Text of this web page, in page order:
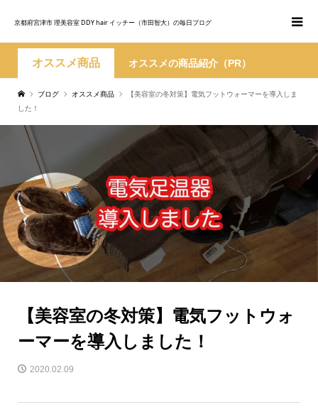
京都府宮津市 理美容室 DDY hair イッチー（市田智大）の毎日ブログ
オススメ商品 オススメの商品紹介（PR）
ブログ オススメ商品
【美容室の冬対策】電気フットウォーマーを導入しま
した！
【美容室の冬対策】電気フットウォ
ーマーを導入しました！
2020.02.09